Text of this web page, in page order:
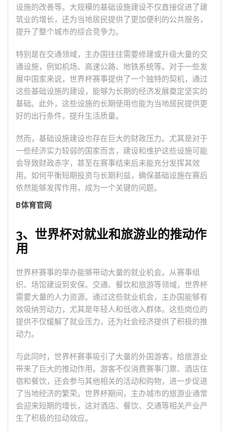
设施的改善等。大规模的基础设施建设不仅直接促进了建
筑业的增长，还为当地居民提供了更加便利的公共服务，
提升了整个城市的综合竞争力。
特别是在交通领域，主办国往往需要修建或升级大量的交
通设施，例如机场、高速公路、地铁系统等。对于一些发
展中国家来说，世界杯赛事提供了一个独特的契机，通过
这些基础设施的建设，能够为长期的经济发展奠定坚实的
基础。此外，这些设施的长期使用也能为当地居民提供更
好的出行条件，提升生活质量。
然而，基础设施建设也存在巨大的财政压力。尤其是对于
一些经济实力较弱的国家而言，建设和维护这些设施可能
会导致财政赤字，甚至在赛事结束后未能充分发挥其效
用。如何平衡短期投资与长期利益，确保基础设施在赛后
依然能够发挥作用，成为一个关键的问题。
B体育官网
3、世界杯对就业和旅游业的推动作
用
世界杯赛事的举办能够带动大量的就业机会。从赛事组
织、场馆建设到安保、交通、餐饮和旅游等领域，世界杯
需要大量的人力资源。通过这些就业机会，主办国能够有
效吸纳劳动力，尤其是年轻人和低收入群体。这些岗位的
提供不仅缓解了就业压力，还为社会经济提供了积极的推
动力。
与此同时，世界杯赛事吸引了大量的外国游客，给旅游业
带来了巨大的推动作用。游客不仅消费赛事门票、酒店住
宿和餐饮，还会参与其他相关的活动和购物，进一步促进
了当地经济的繁荣。世界杯期间，主办城市的旅游业通常
会迎来短期的增长，这对酒店、餐饮、交通等相关产业产
生了积极的拉动效应。